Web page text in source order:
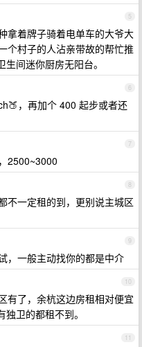
5
拿着牌子骑着电单车的大爷大
个村子的人沾亲带故的帮忙推
间迷你厨房无阳台。
6
，再加个 400 起步或者还
7
2500~3000
8
不一定租的到，更别说主城区
9
，一般主动找你的都是中介
10
有了，余杭这边房租相对便宜
卫的都租不到。
11